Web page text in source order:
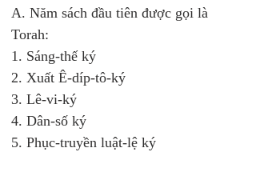
A. Năm sách đầu tiên được gọi là
Torah:
1. Sáng-thế ký
2. Xuất Ê-díp-tô-ký
3. Lê-vi-ký
4. Dân-số ký
5. Phục-truyền luật-lệ ký